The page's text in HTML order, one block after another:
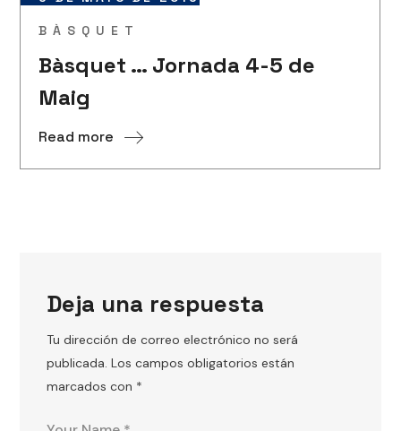
BÀSQUET
Bàsquet … Jornada 4-5 de
Maig
Read more
Deja una respuesta
Tu dirección de correo electrónico no será
publicada. Los campos obligatorios están
marcados con *